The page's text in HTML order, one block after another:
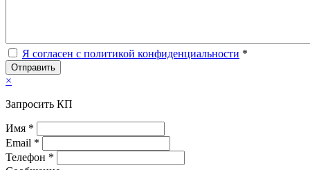
Я согласен с политикой конфиденциальности *
Отправить
×
Запросить КП
Имя *
Email *
Телефон *